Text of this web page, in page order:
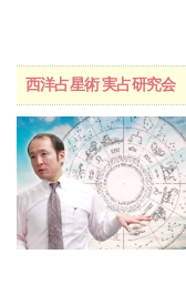
西洋占星術 実占研究会